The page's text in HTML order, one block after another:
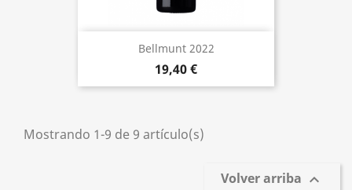
Bellmunt 2022
19,40 €
Mostrando 1-9 de 9 artículo(s)
Volver arriba 